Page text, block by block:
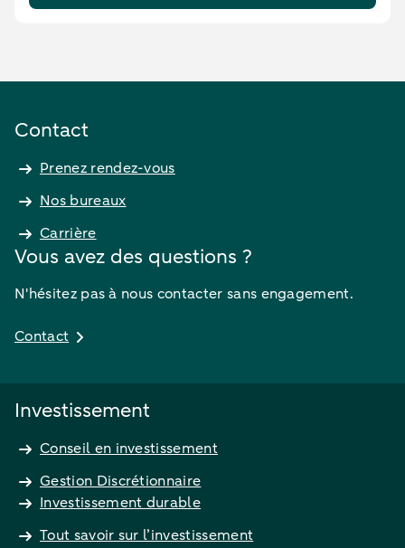
Contact
Prenez rendez-vous
Nos bureaux
Carrière
Vous avez des questions ?
N'hésitez pas à nous contacter sans engagement.
Contact
Investissement
Conseil en investissement
Gestion Discrétionnaire
Investissement durable
Tout savoir sur l’investissement